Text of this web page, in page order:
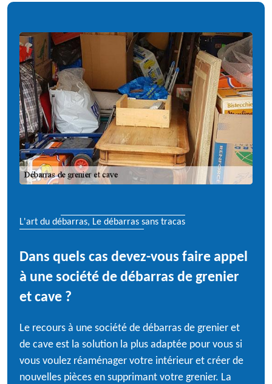
L'art du débarras, Le débarras sans tracas
Dans quels cas devez-vous faire appel
à une société de débarras de grenier
et cave ?
Le recours à une société de débarras de grenier et
de cave est la solution la plus adaptée pour vous si
vous voulez réaménager votre intérieur et créer de
nouvelles pièces en supprimant votre grenier. La